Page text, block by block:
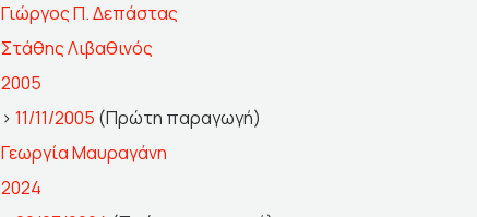
Γιώργος Π. Δεπάστας
Στάθης Λιβαθινός
2005
> 11/11/2005 (Πρώτη παραγωγή)
Γεωργία Μαυραγάνη
2024